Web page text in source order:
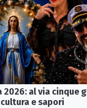
2026: al via cinque
e sapori